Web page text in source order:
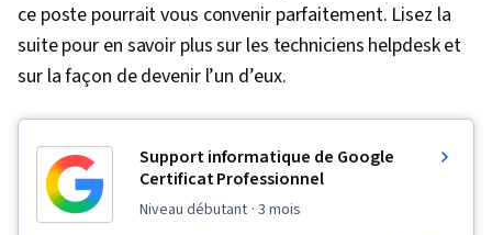
ce poste pourrait vous convenir parfaitement. Lisez la
suite pour en savoir plus sur les techniciens helpdesk et
sur la façon de devenir l’un d’eux.
Support informatique de Google
Certificat Professionnel
niveau débutant · 3 mois